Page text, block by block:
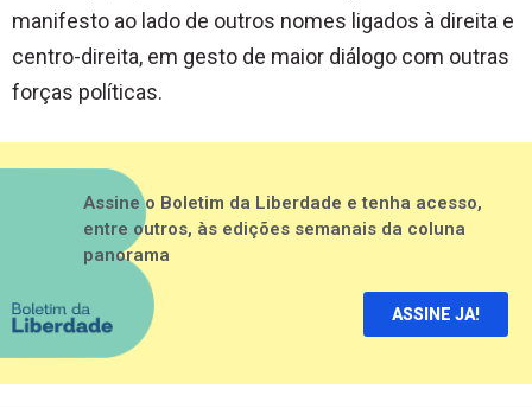
manifesto ao lado de outros nomes ligados à direita e
centro-direita, em gesto de maior diálogo com outras
forças políticas.
Assine o Boletim da Liberdade e tenha acesso,
entre outros, às edições semanais da coluna
panorama
ASSINE JA!